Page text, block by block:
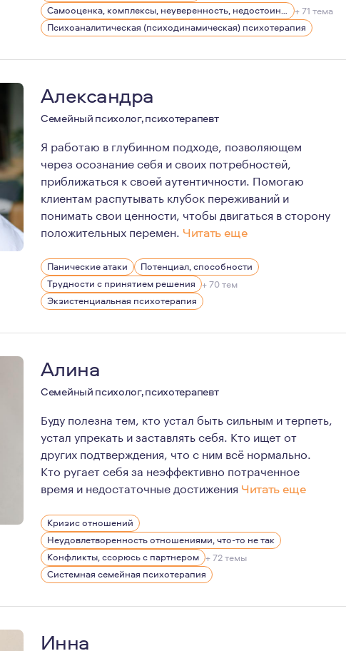
Образование: Магистр психологии (диплом с
Самооценка, комплексы, неуверенность, недостоин своей должности или положения в обществе
+ 71 тема
Психоаналитическая (психодинамическая) психотерапия
Александра
Семейный психолог, психотерапевт
Я работаю в глубинном подходе, позволяющем
через осознание себя и своих потребностей,
приближаться к своей аутентичности. Помогаю
клиентам распутывать клубок переживаний и
понимать свои ценности, чтобы двигаться в сторону
положительных перемен. Читать еще
Я очень люблю психотерапевтическую работу и ценю
Я строго соблюдаю этику, постоянно повышаю свою
Мой личный опыт психотерапии составляет более
Панические атаки
Потенциал, способности
Трудности с принятием решения + 70 тем
Экзистенциальная психотерапия
Алина
Семейный психолог, психотерапевт
Буду полезна тем, кто устал быть сильным и терпеть,
устал упрекать и заставлять себя. Кто ищет от
других подтверждения, что с ним всё нормально.
Кто ругает себя за неэффективно потраченное
время и недостаточные достижения Читать еще
Для меня психотерапия - не просто профессия, это
Меня очень увлекает то, что я делаю каждый день, и
Психотерапия, это процесс. Это не вершина,
Это безграничный простор возможностей и
Кризис отношений
Неудовлетворенность отношениями, что-то не так
Конфликты, ссорюсь с партнером + 72 темы
Системная семейная психотерапия
Инна